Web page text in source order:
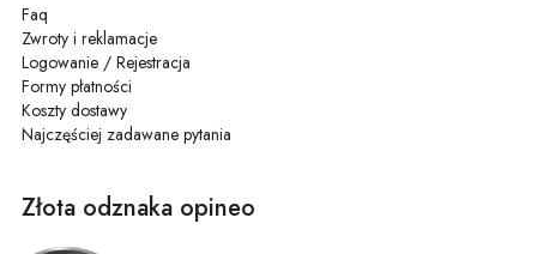
Faq
Zwroty i reklamacje
Logowanie / Rejestracja
Formy płatności
Koszty dostawy
Najczęściej zadawane pytania
Złota odznaka opineo